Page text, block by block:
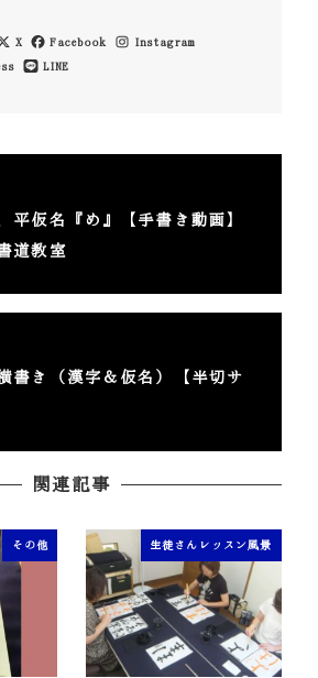
X Facebook
Instagram
LINE
平仮名『め』【手書き動画】
道教室
書き（漢字＆仮名）【半切サ
関連記事
その他 生徒さんレッスン風景